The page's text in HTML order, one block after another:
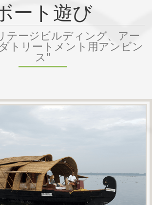
ート遊び
テージビルディング、アー
トリートメント用アンビン
ス"